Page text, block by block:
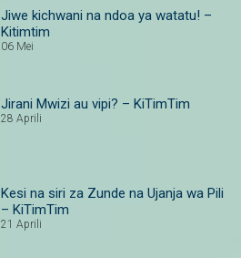
Jiwe kichwani na ndoa ya watatu! –
Kitimtim
06 Mei
Jirani Mwizi au vipi? – KiTimTim
28 Aprili
Kesi na siri za Zunde na Ujanja wa Pili
– KiTimTim
21 Aprili